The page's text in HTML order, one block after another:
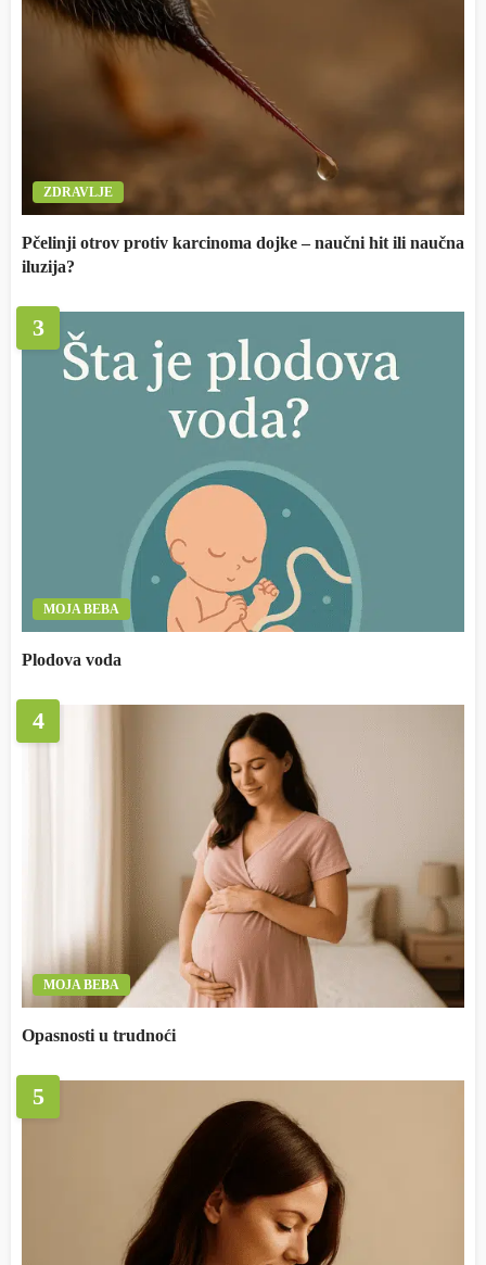
ZDRAVLJE
Pčelinji otrov protiv karcinoma dojke – naučni hit ili naučna
iluzija?
3
MOJA BEBA
Plodova voda
4
MOJA BEBA
Opasnosti u trudnoći
5